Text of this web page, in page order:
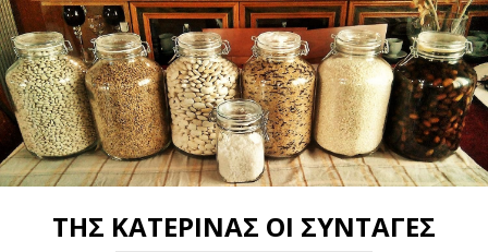
ΤΗΣ ΚΑΤΕΡΙΝΑΣ ΟΙ ΣΥΝΤΑΓΕΣ